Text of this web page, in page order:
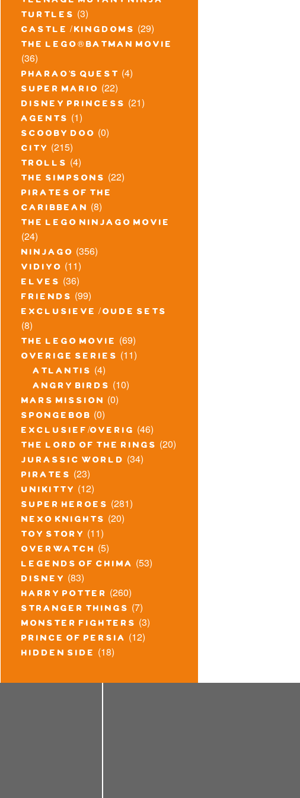
turtles (3)
castle / kingdoms (29)
the lego® batman movie
(36)
pharao's quest (4)
super mario (22)
disney princess (21)
agents (1)
scooby doo (0)
city (215)
trolls (4)
the simpsons (22)
pirates of the
caribbean (8)
the lego ninjago movie
(24)
ninjago (356)
vidiyo (11)
elves (36)
friends (99)
exclusieve / oude sets
(8)
the lego movie (69)
overige series (11)
atlantis (4)
angry birds (10)
mars mission (0)
spongebob (0)
exclusief/overig (46)
the lord of the rings (20)
jurassic world (34)
pirates (23)
unikitty (12)
super heroes (281)
nexo knights (20)
toy story (11)
overwatch (5)
legends of chima (53)
disney (83)
harry potter (260)
stranger things (7)
monster fighters (3)
prince of persia (12)
hidden side (18)